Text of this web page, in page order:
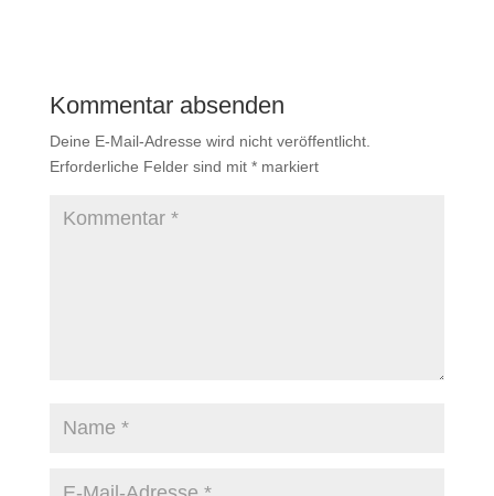
Kommentar absenden
Deine E-Mail-Adresse wird nicht veröffentlicht.
Erforderliche Felder sind mit *markiert